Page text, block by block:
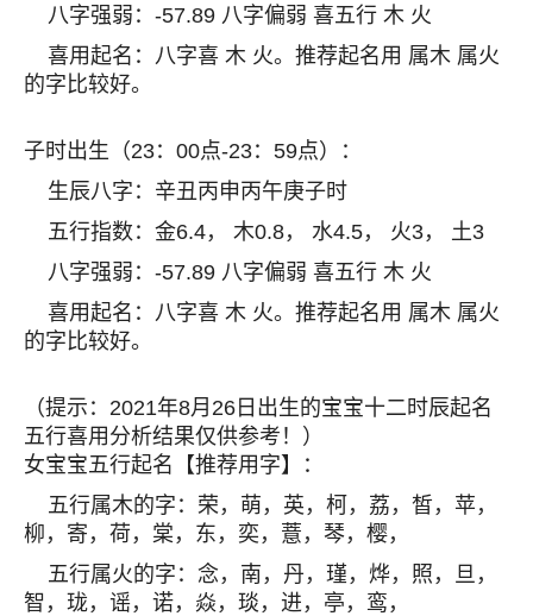
八字强弱：-57.89 八字偏弱 喜五行 木 火
喜用起名：八字喜 木 火。推荐起名用 属木 属火
的字比较好。
子时出生（23：00点-23：59点）：
生辰八字：辛丑丙申丙午庚子时
五行指数：金6.4， 木0.8， 水4.5， 火3， 土3
八字强弱：-57.89 八字偏弱 喜五行 木 火
喜用起名：八字喜 木 火。推荐起名用 属木 属火
的字比较好。
（提示：2021年8月26日出生的宝宝十二时辰起名
五行喜用分析结果仅供参考！）
女宝宝五行起名【推荐用字】：
五行属木的字：荣，萌，英，柯，荔，皙，苹，
柳，寄，荷，棠，东，奕，薏，琴，樱，
五行属火的字：念，南，丹，瑾，烨，照，旦，
智，珑，谣，诺，焱，琰，进，亭，鸾，